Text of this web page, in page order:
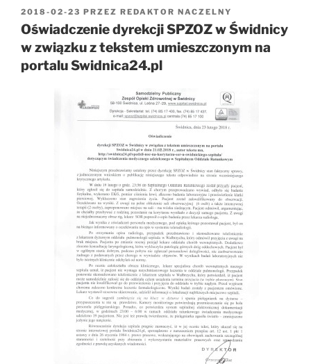
OPUBLIKOWANE
W
2018-02-23 PRZEZ REDAKTOR NACZELNY
Oświadczenie dyrekcji SPZOZ w Świdnicy
w związku z tekstem umieszczonym na
portalu Swidnica24.pl